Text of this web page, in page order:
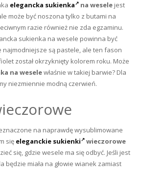
elegancka sukienka na wesele jest
może być noszona tylko z butami na
razie również nie zda egzaminu.
sukienka na wesele powinna być
najmodniejsze są pastele, ale ten fason
został okrzyknięty kolorem roku. Może
na weselewłaśnie w takiej barwie? Dla
niezmiennie modną czerwień.
na naprawdę wysublimowane
się eleganckie sukienki
wieczorowe
się, gdzie wesele ma się odbyć. Jeśli jest
będzie miała na głowie wianek zamiast